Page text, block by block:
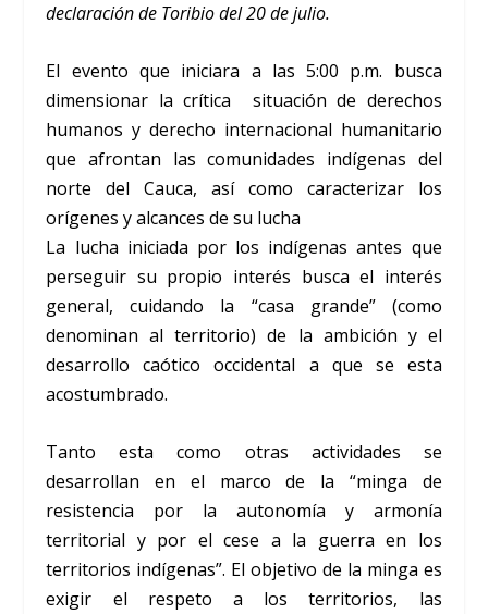
declaración de Toribio del 20 de julio.
El evento que iniciara a las 5:00 p.m. busca
dimensionar la crítica situación de derechos
humanos y derecho internacional humanitario
que afrontan las comunidades indígenas del
norte del Cauca, así como caracterizar los
orígenes y alcances de su lucha
La lucha iniciada por los indígenas antes que
perseguir su propio interés busca el interés
general, cuidando la “casa grande” (como
denominan al territorio) de la ambición y el
desarrollo caótico occidental a que se esta
acostumbrado.
Tanto esta como otras actividades se
desarrollan en el marco de la “minga de
resistencia por la autonomía y armonía
territorial y por el cese a la guerra en los
territorios indígenas”. El objetivo de la minga es
exigir el respeto a los territorios, las